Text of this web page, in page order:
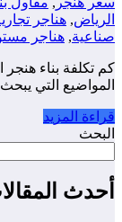
الرياض, هناجر
صناعية, هناجر
كم تكلفة بناء هنجر
المواضيع التي
قراءة المزيد
البحث
أحدث